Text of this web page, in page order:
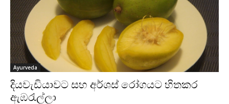
Ayurveda
දියවැඩියාවට සහ අර්ශස්‌ රෝගයට හිතකර
ඇඹරැල්ලා